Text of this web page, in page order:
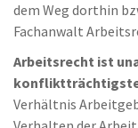
dem Weg dorthin
Fachanwalt
Arbeitsrecht ist
Verhältnis